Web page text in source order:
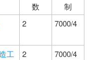
数
制
2 7000/4
工
2 7000/4